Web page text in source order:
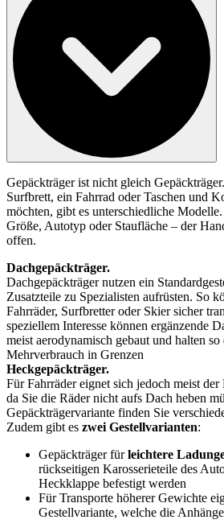
Gepäckträger ist nicht gleich
Surfbrett, ein Fahrrad oder Taschen und
möchten, gibt es unterschiedliche
Größe, Autotyp oder Staufläche – der
offen.
Dachgepäckträger.
Dachgepäckträger nutzen ein
Zusatzteile zu Spezialisten aufrüsten. So
Fahrräder, Surfbretter oder Skier sicher
speziellem Interesse können ergänzende
meist aerodynamisch gebaut und halten
Mehrverbrauch in Grenzen
Heckgepäckträger.
Für Fahrräder eignet sich jedoch meist der
da Sie die Räder nicht aufs Dach heben
Gepäckträgervariante finden Sie
Zudem gibt es zwei Gestellvarianten:
Gepäckträger fürleichtere
rückseitigen Karosserieteile des
Heckklappe befestigt werden
Für Transporte höherer Gewichte
Gestellvariante, welche die